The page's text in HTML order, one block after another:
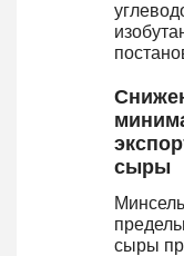
сыры
сыры